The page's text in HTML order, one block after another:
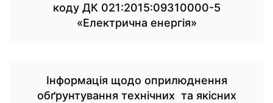
коду ДК 021:2015:09310000-5
«Електрична енергія»
Інформація щодо оприлюднення
обґрунтування технічних та якісних